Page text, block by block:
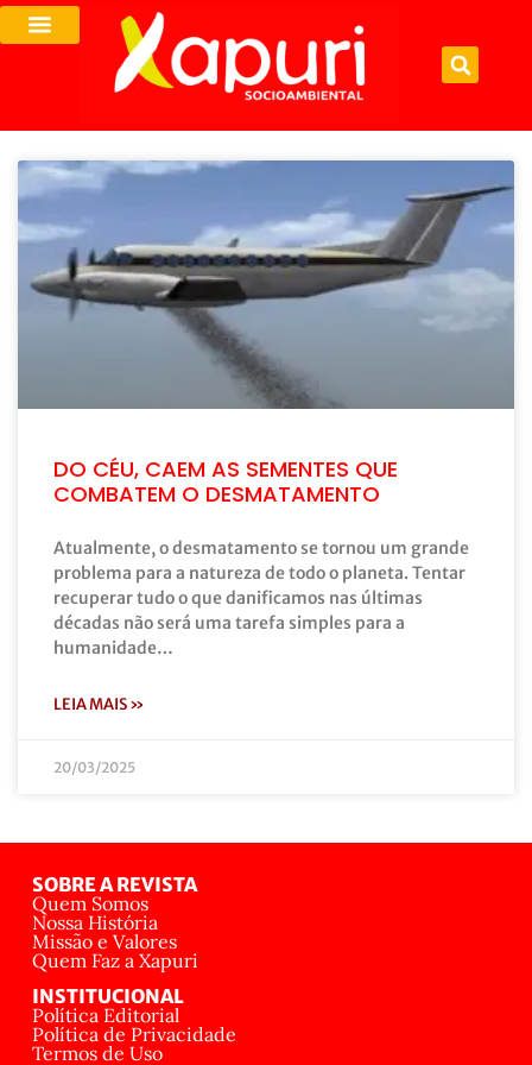
DO CÉU, CAEM AS SEMENTES QUE
COMBATEM O DESMATAMENTO
Atualmente, o desmatamento se tornou um grande
problema para a natureza de todo o planeta. Tentar
recuperar tudo o que danificamos nas últimas
décadas não será uma tarefa simples para a
humanidade…
LEIA MAIS »
20/03/2025
SOBRE A REVISTA
Quem Somos
Nossa História
Missão e Valores
Quem Faz a Xapuri
INSTITUCIONAL
Política Editorial
Política de Privacidade
Termos de Uso